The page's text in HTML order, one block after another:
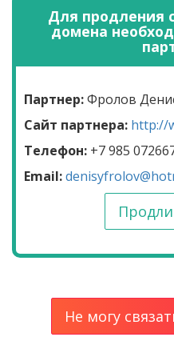
Для продления
домена
Партнер:Фролов
Сайт партнера: http://
Телефон: +7 985
Email:
Не могу